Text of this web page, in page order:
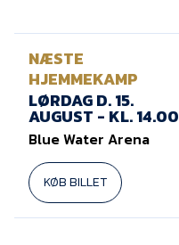
NÆSTE
HJEMMEKAMP
LØRDAG D. 15.
AUGUST - KL. 14.00
Blue Water Arena
KØB BILLET